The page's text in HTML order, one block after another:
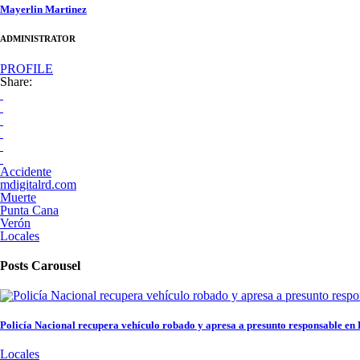
Mayerlin Martinez
ADMINISTRATOR
PROFILE
Share:
Accidente
mdigitalrd.com
Muerte
Punta Cana
Verón
Locales
Posts Carousel
Policía Nacional recupera vehículo robado y apresa a presunto responsable en
Locales